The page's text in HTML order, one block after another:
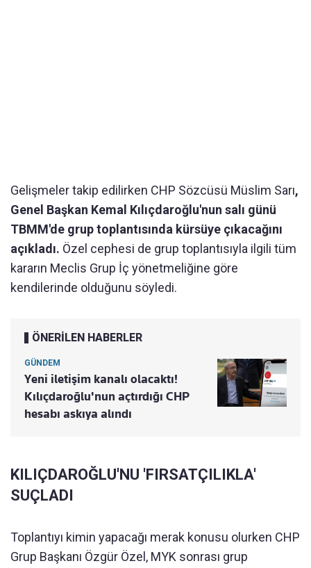
Gelişmeler takip edilirken CHP Sözcüsü Müslim Sarı,
Genel Başkan Kemal Kılıçdaroğlu'nun salı günü
TBMM'de grup toplantısında kürsüye çıkacağını
açıkladı. Özel cephesi de grup toplantısıyla ilgili tüm
kararın Meclis Grup İç yönetmeliğine göre
kendilerinde olduğunu söyledi.
ÖNERİLEN HABERLER
GÜNDEM
Yeni iletişim kanalı olacaktı!
Kılıçdaroğlu'nun açtırdığı CHP
hesabı askıya alındı
KILIÇDAROĞLU'NU 'FIRSATÇILIKLA'
SUÇLADI
Toplantıyı kimin yapacağı merak konusu olurken CHP
Grup Başkanı Özgür Özel, MYK sonrası grup